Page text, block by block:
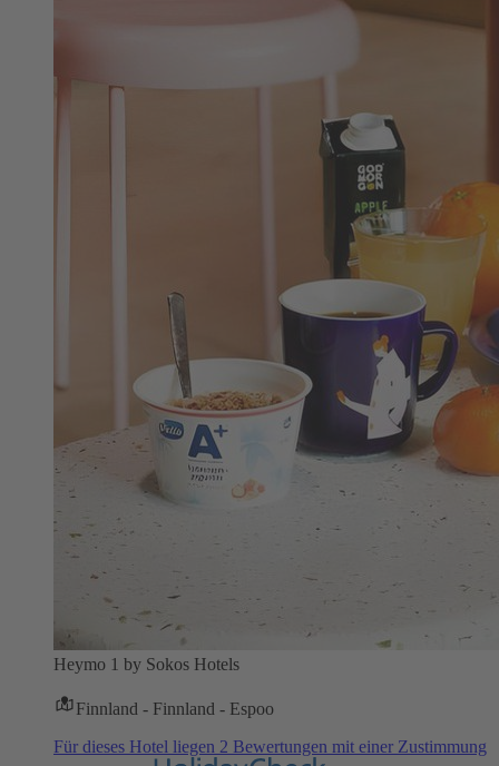
Heymo 1 by Sokos Hotels
Finnland - Finnland - Espoo
Für dieses Hotel liegen 2 Bewertungen mit einer Zustimmung